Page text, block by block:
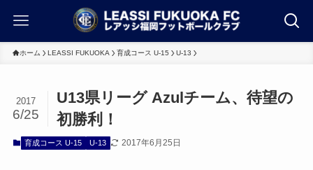
ホーム LEASSI FUKUOKA 育成コース U-15 U-13
U13県リーグ Azulチーム、待望の
初勝利！
2017
6/25
育成コース U-15 U-13 2017年6月25日